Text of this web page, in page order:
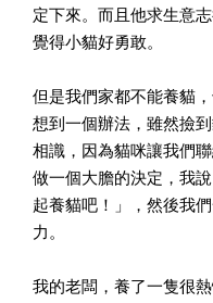
定下來。而且他求生意
覺得小貓好勇敢。
但是我們家都不能養貓
想到一個辦法，雖然撿
相識，因為貓咪讓我們
做一個大膽的決定，我
起養貓吧！」，然後我
力。
我的老闆，養了一隻很